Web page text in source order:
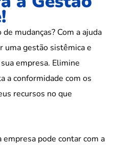
mudanças? Com a ajuda
uma gestão sistêmica e
empresa. Elimine
a conformidade com os
recursos no que
empresa pode contar com a